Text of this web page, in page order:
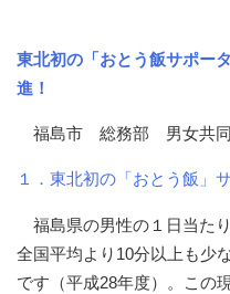
東北初の「おとう飯サポー
進！
福島市 総務部 男女共同
１．東北初の「おとう飯」
福島県の男性の１日当た
全国平均より10分以上も少
です（平成28年度）。この